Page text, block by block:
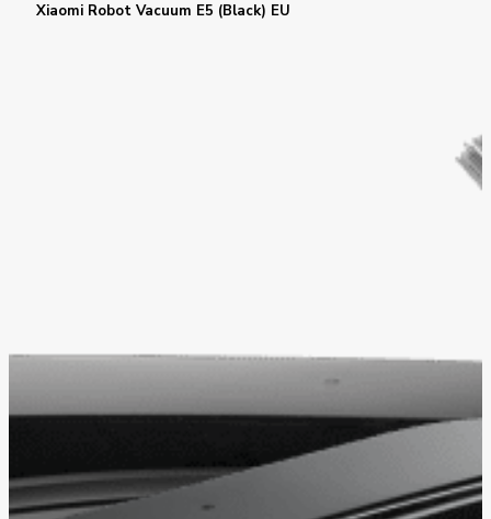
Xiaomi Robot Vacuum E5 (Black) EU